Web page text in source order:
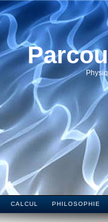
CALCUL PHILOSOPHIE